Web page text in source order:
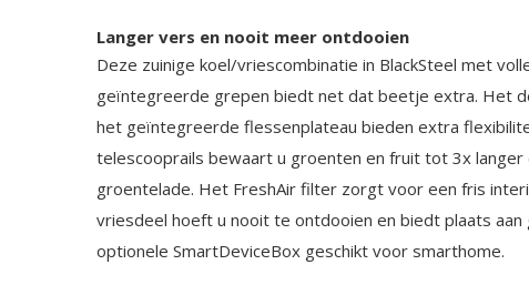
Langer vers en nooit meer ontdooien
Deze zuinige koel/vriescombinatie in BlackSteel met
geïntegreerde grepen biedt net dat beetje extra. Het
het geïntegreerde flessenplateau bieden extra
telescooprails bewaart u groenten en fruit tot 3x langer
groentelade. Het FreshAir filter zorgt voor een fris
vriesdeel hoeft u nooit te ontdooien en biedt plaats
optionele SmartDeviceBox geschikt voor smarthome.